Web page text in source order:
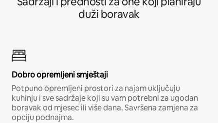
duži boravak
Dobro opremljeni smještaji
Potpuno opremljeni prostori za najam uključuju
kuhinju i sve sadržaje koji su vam potrebni za ugodan
boravak od mjesec ili više dana. Savršena zamjena za
opciju podnajma.